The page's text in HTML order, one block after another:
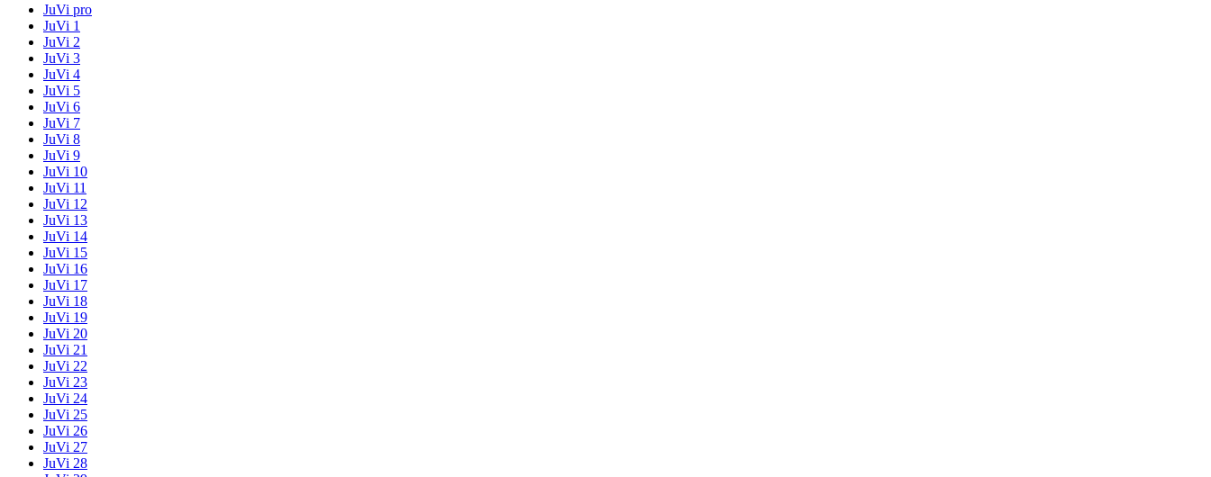
JuVi pro
JuVi 1
JuVi 2
JuVi 3
JuVi 4
JuVi 5
JuVi 6
JuVi 7
JuVi 8
JuVi 9
JuVi 10
JuVi 11
JuVi 12
JuVi 13
JuVi 14
JuVi 15
JuVi 16
JuVi 17
JuVi 18
JuVi 19
JuVi 20
JuVi 21
JuVi 22
JuVi 23
JuVi 24
JuVi 25
JuVi 26
JuVi 27
JuVi 28